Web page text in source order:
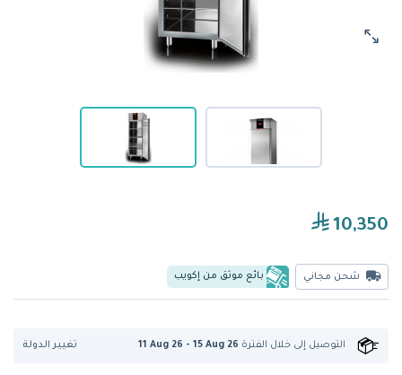
10,350
شحن مجاني بائع موثق من إكويب
التوصيل إلى خلال الفترة 11 Aug 26 - 15 Aug 26 تغيير الدولة